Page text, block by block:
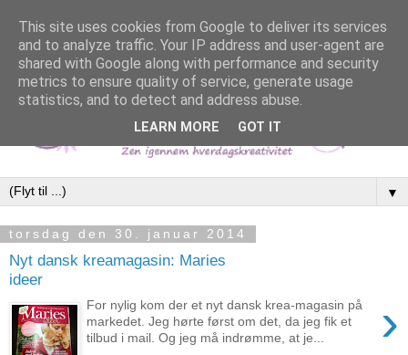
▼
torsdag den 30. januar 2014
Nyt dansk kreamagasin: Maries
ideer
›
For nylig kom der et nyt dansk krea-magasin på
markedet. Jeg hørte først om det, da jeg fik et
tilbud i mail. Og jeg må indrømme, at je...
This site uses cookies from Google to deliver its services
and to analyze traffic. Your IP address and user-agent are
shared with Google along with performance and security
metrics to ensure quality of service, generate usage
statistics, and to detect and address abuse.
LEARN MORE GOT IT